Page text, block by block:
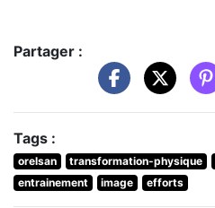
Partager :
Tags :
orelsan transformation-physique
entrainement
image efforts